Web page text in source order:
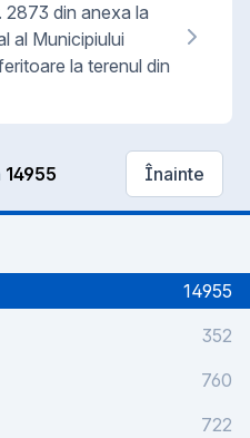
2873 din anexa la
al Municipiului
la terenul din
14955 Înainte
14955
352
760
722